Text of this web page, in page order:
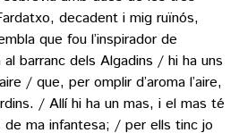
decadent i mig ruïnós,
que fou l’inspirador de
al barranc dels Algadins / hi ha uns
/ que, per omplir d’aroma l’aire,
/ Allí hi ha un mas, i el mas té
ma infantesa; / per ells tinc jo